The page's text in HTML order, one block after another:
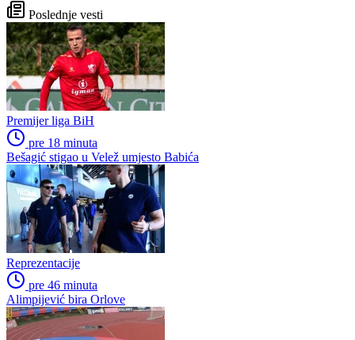
Poslednje vesti
Premijer liga BiH
pre 18 minuta
Bešagić stigao u Velež umjesto Babića
Reprezentacije
pre 46 minuta
Alimpijević bira Orlove